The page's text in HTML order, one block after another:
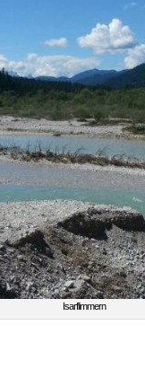
Isarflimmern